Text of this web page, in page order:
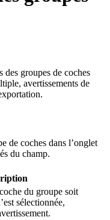
des groupes de coches
avertissements de
de coches dans l’onglet
du champ.
du groupe soit
sélectionnée,